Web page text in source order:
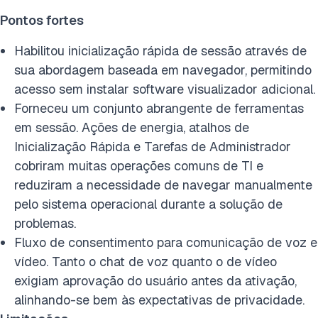
Pontos fortes
Habilitou inicialização rápida de sessão através de
sua abordagem baseada em navegador, permitindo
acesso sem instalar software visualizador adicional.
Forneceu um conjunto abrangente de ferramentas
em sessão. Ações de energia, atalhos de
Inicialização Rápida e Tarefas de Administrador
cobriram muitas operações comuns de TI e
reduziram a necessidade de navegar manualmente
pelo sistema operacional durante a solução de
problemas.
Fluxo de consentimento para comunicação de voz e
vídeo. Tanto o chat de voz quanto o de vídeo
exigiam aprovação do usuário antes da ativação,
alinhando-se bem às expectativas de privacidade.